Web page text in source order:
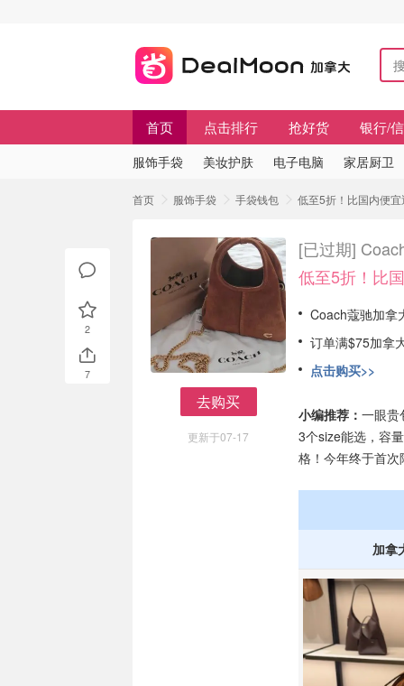
首页 点击排行 抢好货 银行/
服饰手袋 美妆护肤 电子电脑 家居厨卫
首页 服饰手袋 手袋钱包 低至5折！比国内便
去购买
更新于07-17
[已过期]
低至5折！比
Coach蔻驰加拿
订单满$75加拿
点击购买>>
小编推荐： 一眼贵
3个size能选，容
格！今年终于首
加拿
2
7